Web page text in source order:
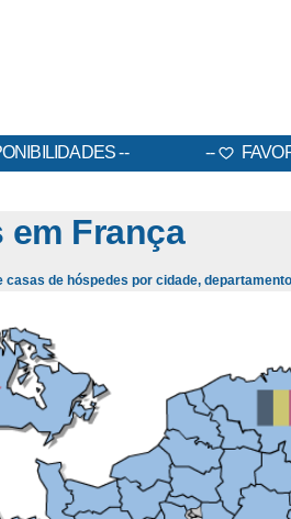
em França
de hóspedes por cidade,